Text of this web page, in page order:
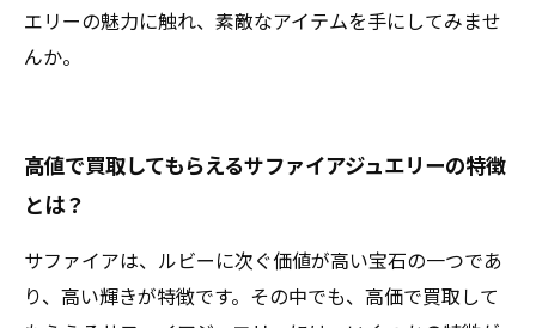
エリーの魅力に触れ、素敵なアイテムを手にしてみませ
んか。
高値で買取してもらえるサファイアジュエリーの特徴
とは？
サファイアは、ルビーに次ぐ価値が高い宝石の一つであ
り、高い輝きが特徴です。その中でも、高価で買取して